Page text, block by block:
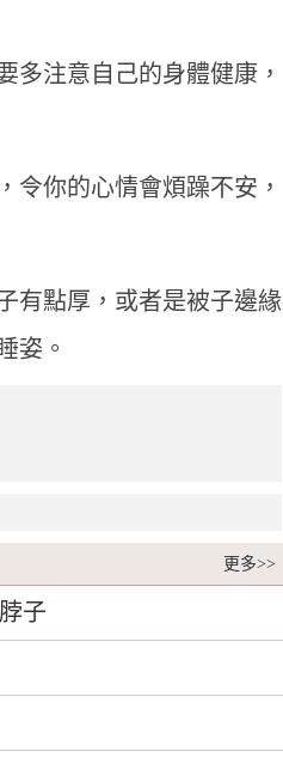
多注意自己的身體健康，
令你的心情會煩躁不安，
有點厚，或者是被子邊緣
姿。
更多>>
子